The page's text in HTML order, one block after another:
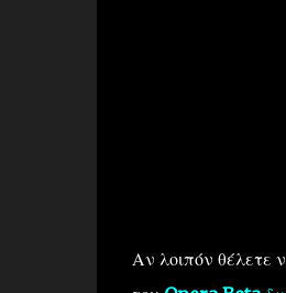
Αν λοιπόν θέλετε